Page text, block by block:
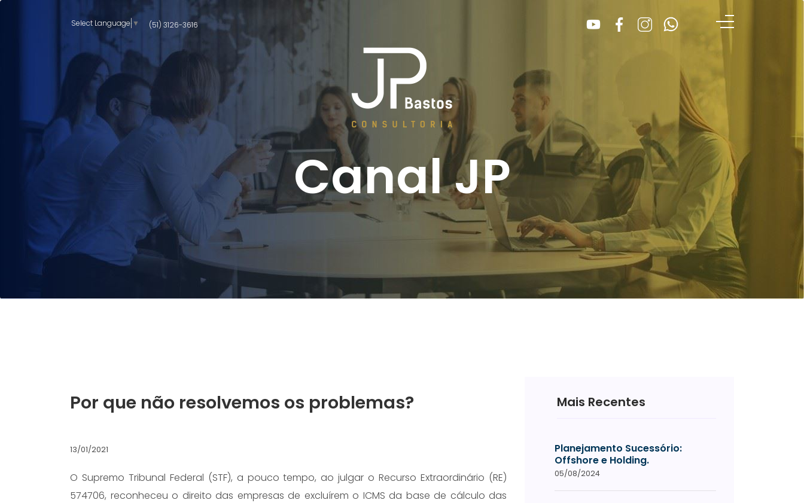
Select Language ▼ (51) 3126-3616
Canal JP
Por que não resolvemos os problemas?
13/01/2021
O Supremo Tribunal Federal (STF), a pouco tempo, ao julgar o Recurso Extraordinário (RE)
574706, reconheceu o direito das empresas de excluírem o ICMS da base de cálculo das
Mais Recentes
Planejamento Sucessório:
Offshore e Holding.
05/08/2024